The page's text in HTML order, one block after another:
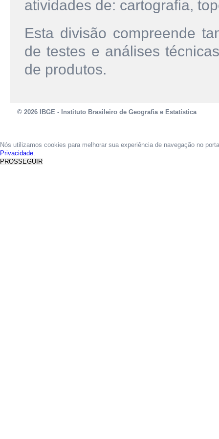
atividades de: cartografia,
Esta divisão compreende
de testes e análises
de produtos.
© 2026 IBGE - Instituto Brasileiro de Geografia e Estatística
Nós utilizamos cookies para melhorar sua experiência de navegação no
Privacidade.
PROSSEGUIR